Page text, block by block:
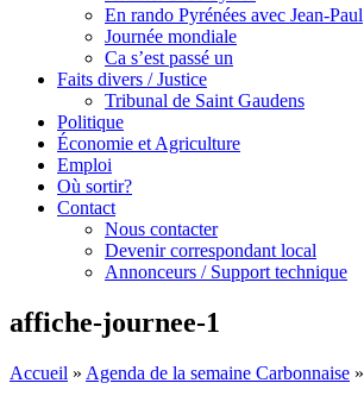
En rando Pyrénées avec Jean-Paul
Journée mondiale
Ca s’est passé un
Faits divers / Justice
Tribunal de Saint Gaudens
Politique
Économie et Agriculture
Emploi
Où sortir?
Contact
Nous contacter
Devenir correspondant local
Annonceurs / Support technique
affiche-journee-1
Accueil » Agenda de la semaine Carbonnaise »